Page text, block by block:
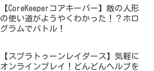
【CoreKeeperコアキーパー】敵の人形
の使い道がようやくわかった！？ホロ
グラムでバトル！
【スプラトゥーンレイダース】気軽に
オンラインプレイ！どんどんヘルプを